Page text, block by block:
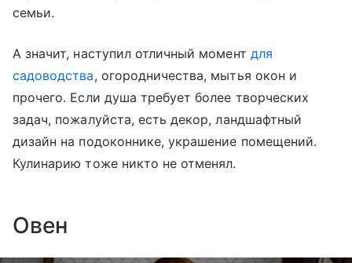
семьи.
А значит, наступил отличный момент для
садоводства, огородничества, мытья окон и
прочего. Если душа требует более творческих
задач, пожалуйста, есть декор, ландшафтный
дизайн на подоконнике, украшение помещений.
Кулинарию тоже никто не отменял.
Овен